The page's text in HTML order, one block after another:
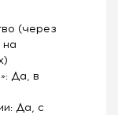
(через
Да, в
Да, с